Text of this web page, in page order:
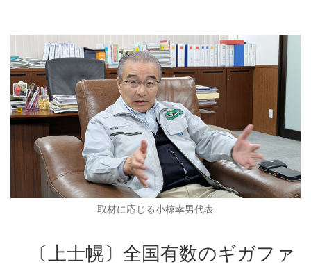
取材に応じる小椋幸男代表
〔上士幌〕全国有数のギガファ